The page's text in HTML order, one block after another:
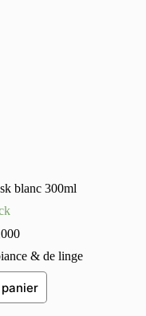
blanc 300ml
& de linge